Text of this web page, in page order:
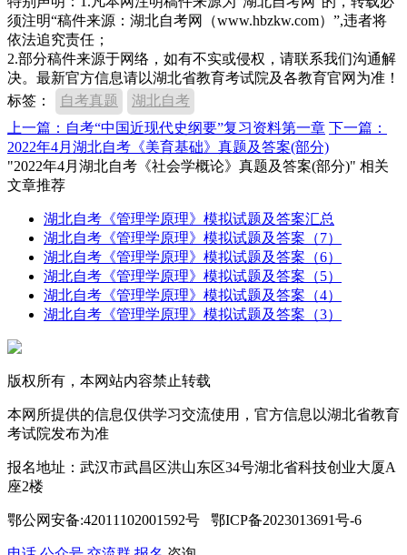
须注明“稿件来源：湖北自考网（www.hbzkw.com）”,违者将
依法追究责任；
2.部分稿件来源于网络，如有不实或侵权，请联系我们沟通解
决。最新官方信息请以湖北省教育考试院及各教育官网为准！
标签：
自考真题
湖北自考
上一篇：自考“中国近现代史纲要”复习资料第一章 下一篇：
2022年4月湖北自考《美育基础》真题及答案(部分)
"2022年4月湖北自考《社会学概论》真题及答案(部分)" 相关
文章推荐
湖北自考《管理学原理》模拟试题及答案汇总
湖北自考《管理学原理》模拟试题及答案（7）
湖北自考《管理学原理》模拟试题及答案（6）
湖北自考《管理学原理》模拟试题及答案（5）
湖北自考《管理学原理》模拟试题及答案（4）
湖北自考《管理学原理》模拟试题及答案（3）
版权所有，本网站内容禁止转载
本网所提供的信息仅供学习交流使用，官方信息以湖北省教育
考试院发布为准
报名地址：武汉市武昌区洪山东区34号湖北省科技创业大厦A
座2楼
鄂公网安备:42011102001592号 鄂ICP备2023013691号-6